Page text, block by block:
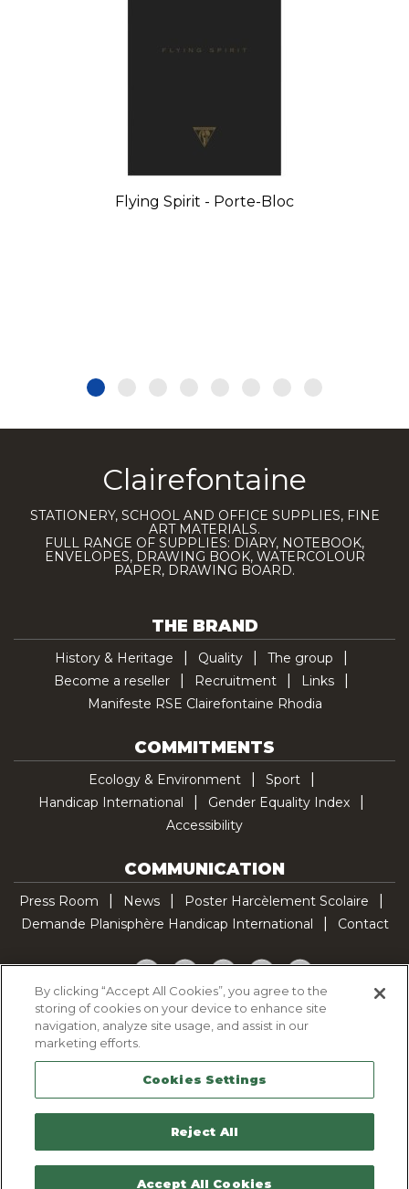
Flying Spirit - Porte-Bloc
Clairefontaine
STATIONERY, SCHOOL AND OFFICE SUPPLIES, FINE
ART MATERIALS.
FULL RANGE OF SUPPLIES: DIARY, NOTEBOOK,
ENVELOPES, DRAWING BOOK, WATERCOLOUR
PAPER, DRAWING BOARD.
THE BRAND
History & Heritage Quality
The group
Become a reseller
Recruitment
Links
Manifeste RSE Clairefontaine Rhodia
COMMITMENTS
Ecology & Environment
Sport
Handicap International
Gender Equality Index
Accessibility
COMMUNICATION
Press Room News
Poster Harcèlement Scolaire
Demande Planisphère Handicap International
Contact
Facebook
TwitterYouTubePinterestTikTok
Cookie Policy
Legal Notice
Sitemap
Contactez-nous
By clicking “Accept All Cookies”, you agree to the
storing of cookies on your device to enhance site
navigation, analyze site usage, and assist in our
marketing efforts.
Cookies Settings
Reject All
Accept All Cookies